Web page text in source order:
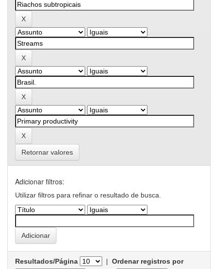
Retornar valores
Adicionar filtros:
Utilizar filtros para refinar o resultado de busca.
Resultados/Página | Ordenar registros por